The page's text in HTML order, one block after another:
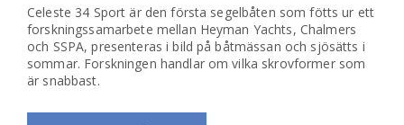
Celeste 34 Sport är den första segelbåten som fötts ur ett
forskningssamarbete mellan Heyman Yachts, Chalmers
och SSPA, presenteras i bild på båtmässan och sjösätts i
sommar. Forskningen handlar om vilka skrovformer som
är snabbast.